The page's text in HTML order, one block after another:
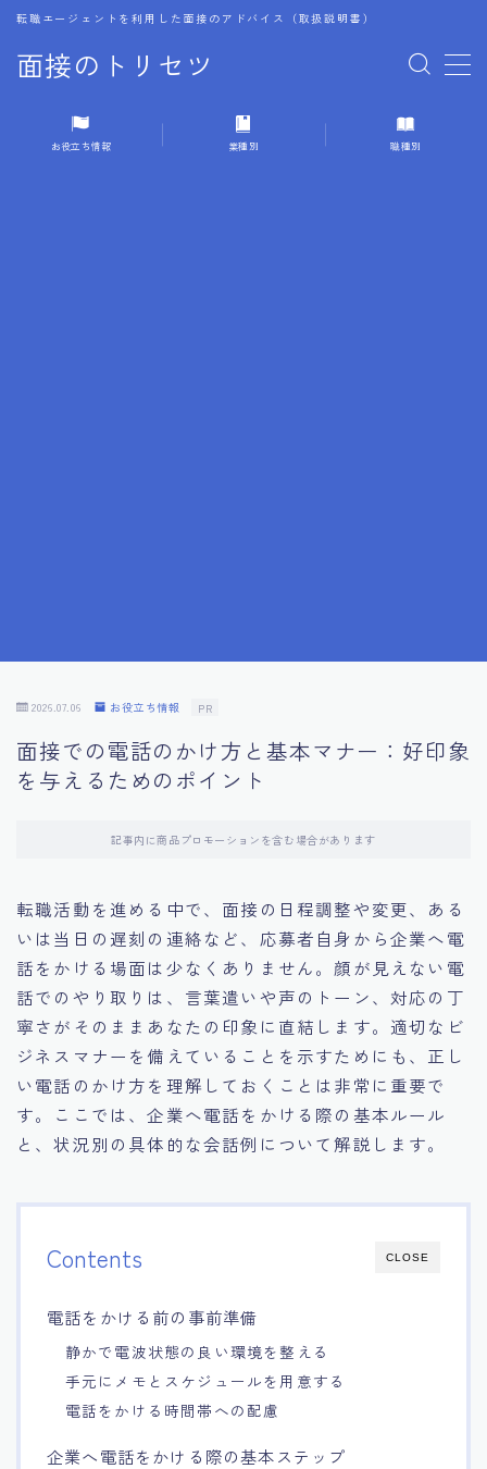
面接のトリセツ
転職エージェントを利用した面接のアドバイス（取扱説明書）
MENU
1.成功する面接戦略
10.フィードバックを活用する方法
11.オンライン面接の成功への鍵
14.キャリアアップのための面接戦略
15.職場適応力をアピールする方法
16.エージェントと良好な関係を築く方法
17.面接でブランクを効果的に伝える方法
お役立ち情報 業種別 職種別
2026.07.06 お役立ち情報 PR
面接での電話のかけ方と基本マナー：好印象
を与えるためのポイント
記事内に商品プロモーションを含む場合があります
転職活動を進める中で、面接の日程調整や変更、ある
いは当日の遅刻の連絡など、応募者自身から企業へ電
話をかける場面は少なくありません。顔が見えない電
話でのやり取りは、言葉遣いや声のトーン、対応の丁
寧さがそのままあなたの印象に直結します。適切なビ
ジネスマナーを備えていることを示すためにも、正し
い電話のかけ方を理解しておくことは非常に重要で
す。ここでは、企業へ電話をかける際の基本ルール
と、状況別の具体的な会話例について解説します。
CLOSE
Contents
電話をかける前の事前準備
静かで電波状態の良い環境を整える
手元にメモとスケジュールを用意する
電話をかける時間帯への配慮
企業へ電話をかける際の基本ステップ